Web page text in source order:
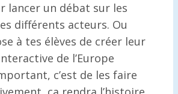
lancer un débat sur les
différents acteurs. Ou
à tes élèves de créer leur
de l’Europe
c’est de les faire